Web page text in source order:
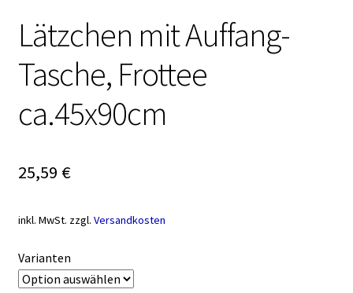
Lätzchen mit Auffang-
Tasche, Frottee
ca.45x90cm
25,59 €
inkl. MwSt. zzgl. Versandkosten
Varianten